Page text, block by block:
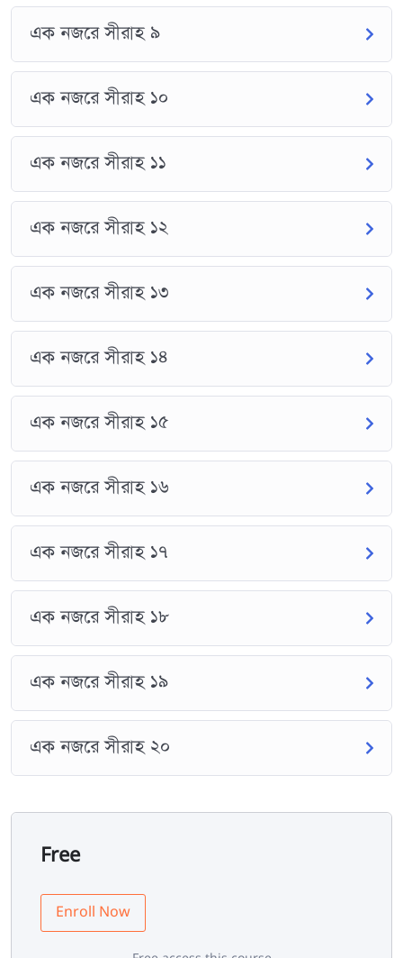
এক নজরে সীরাহ ৯
এক নজরে সীরাহ ১০
এক নজরে সীরাহ ১১
এক নজরে সীরাহ ১২
এক নজরে সীরাহ ১৩
এক নজরে সীরাহ ১৪
এক নজরে সীরাহ ১৫
এক নজরে সীরাহ ১৬
এক নজরে সীরাহ ১৭
এক নজরে সীরাহ ১৮
এক নজরে সীরাহ ১৯
এক নজরে সীরাহ ২০
Free
Enroll Now